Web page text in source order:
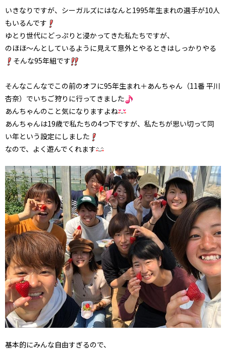
いきなりですが、シーガルズにはなんと1995年生まれの選手が10人
もいるんです
ゆとり世代にどっぷりと浸かってきた私たちですが、
のほほ～んとしているように見えて意外とやるときはしっかりやる
そんな95年組です
そんなこんなでこの前のオフに95年生まれ＋あんちゃん（11番 平川
杏奈）でいちご狩りに行ってきました
あんちゃんのこと気になりますよね
あんちゃんは19歳で私たちの4つ下ですが、私たちが思い切って同
い年という設定にしました
なので、よく遊んでくれます
基本的にみんな自由すぎるので、